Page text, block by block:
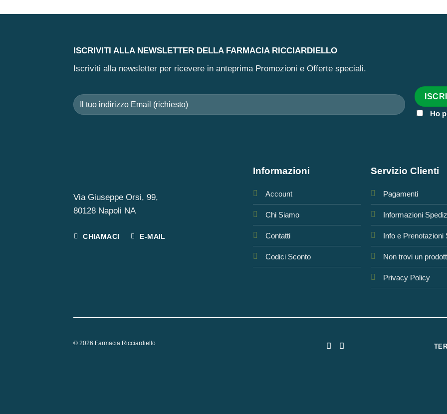
ISCRIVITI ALLA NEWSLETTER DELLA FARMACIA RICCIARDIELLO
Iscriviti alla newsletter per ricevere in anteprima Promozioni e Offerte speciali.
Ho
Via Giuseppe Orsi, 99,
80128 Napoli NA
CHIAMACI E-MAIL
Informazioni
Account
Chi Siamo
Contatti
Codici Sconto
Servizio Clienti
Pagamenti
Informazioni
Info e Prenotazioni
Non trovi un
Privacy Policy
© 2026 Farmacia Ricciardiello